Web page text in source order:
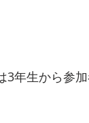
3年生から参